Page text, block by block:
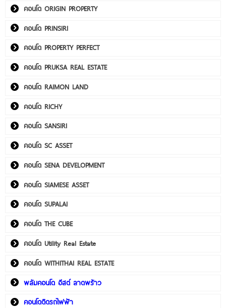
คอนโด ORIGIN PROPERTY
คอนโด PRINSIRI
คอนโด PROPERTY PERFECT
คอนโด PRUKSA REAL ESTATE
คอนโด RAIMON LAND
คอนโด RICHY
คอนโด SANSIRI
คอนโด SC ASSET
คอนโด SENA DEVELOPMENT
คอนโด SIAMESE ASSET
คอนโด SUPALAI
คอนโด THE CUBE
คอนโด Utility Real Estate
คอนโด WITHITHAI REAL ESTATE
พลัมคอนโด อีสต์ ลาดพร้าว
คอนโดติดรถไฟฟ้า